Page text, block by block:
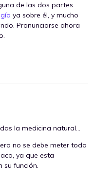
de las dos partes.
ya sobre él, y mucho
Pronunciarse ahora
la medicina natural…
no se debe meter toda
ya que esta
su función.